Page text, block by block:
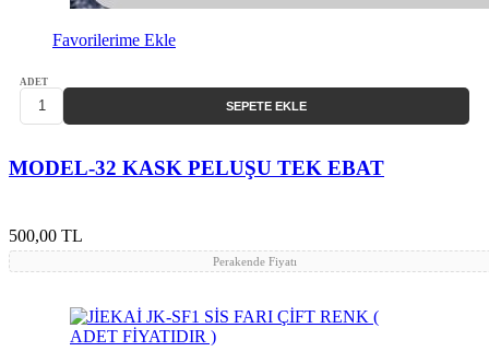
Favorilerime Ekle
ADET
SEPETE EKLE
MODEL-32 KASK PELUŞU TEK EBAT
500,00 TL
Perakende Fiyatı